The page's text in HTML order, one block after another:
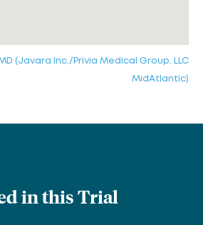
(Javara Inc./Privia Medical Group, LLC
MidAtlantic)
in this Trial